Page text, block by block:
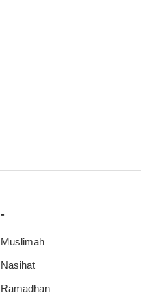
-
Muslimah
Nasihat
Ramadhan